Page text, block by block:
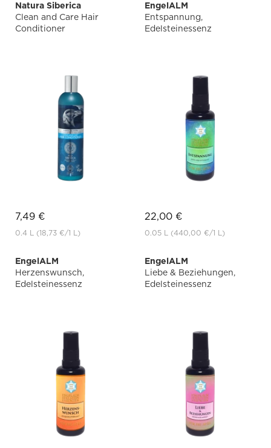
Natura Siberica
Clean and Care Hair
Conditioner
7,49 €
0.4 L (18,73 €/1 L)
EngelALM
Entspannung,
Edelsteinessenz
22,00 €
0.05 L (440,00 €/1 L)
EngelALM
Herzenswunsch,
Edelsteinessenz
EngelALM
Liebe & Beziehungen,
Edelsteinessenz